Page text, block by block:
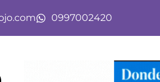
0997002420